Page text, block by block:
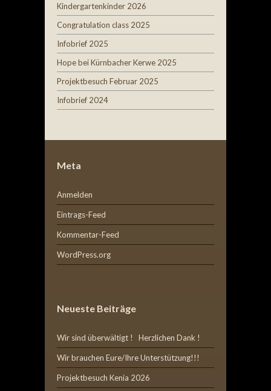
Kindergartenkinder 2026
Congratulation class 2025
Infobrief 2025
Hope bei Kürnbacher Kerwe 2025
Projektbesuch Februar 2025
Infobrief 2024
Meta
Anmelden
Eintrags-Feed
Kommentar-Feed
WordPress.org
Neueste Beiträge
Wir sind überwältigt ! Herzlichen Dank !
Wir brauchen Eure/Ihre Unterstützung!!!
Projektbesuch Kenia 2026